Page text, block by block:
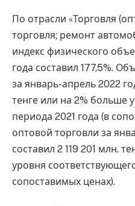
По отрасли «Торговля
торговля; ремонт
индекс физического
года составил 177,5%.
за январь-апрель 2022
тенге или на 2% больше
периода 2021 года (в
оптовой торговли за
составил 2 119 201 млн.
уровня
сопоставимых ценах).